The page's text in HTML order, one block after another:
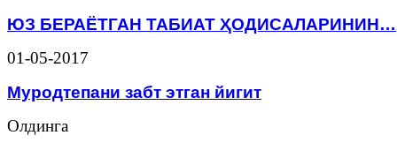
ЮЗ БЕРАЁТГАН ТАБИАТ ҲОДИСАЛАРИНИН…
01-05-2017
Муродтепани забт этган йигит
Олдинга